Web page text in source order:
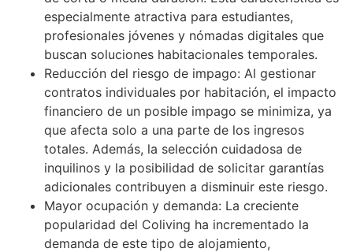
especialmente atractiva para estudiantes,
profesionales jóvenes y nómadas digitales que
buscan soluciones habitacionales temporales.
Reducción del riesgo de impago: Al gestionar
contratos individuales por habitación, el impacto
financiero de un posible impago se minimiza, ya
que afecta solo a una parte de los ingresos
totales. Además, la selección cuidadosa de
inquilinos y la posibilidad de solicitar garantías
adicionales contribuyen a disminuir este riesgo.
Mayor ocupación y demanda: La creciente
popularidad del Coliving ha incrementado la
demanda de este tipo de alojamiento,